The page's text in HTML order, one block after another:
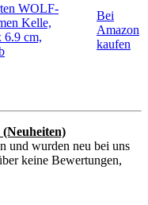
WOLF-
Kelle,
6.9 cm,
Bei
Amazon
kaufen
und wurden neu bei uns
keine Bewertungen,